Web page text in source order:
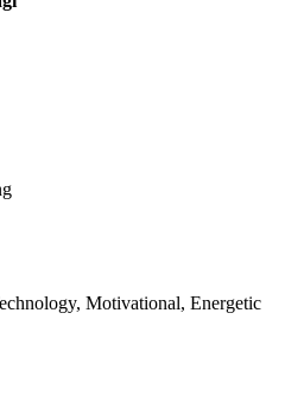
Motivational, Energetic